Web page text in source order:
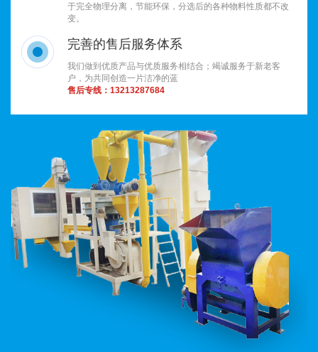
于完全物理分离，节能环保，分选后的各种物料性质都不改
变。
完善的售后服务体系
我们做到优质产品与优质服务相结合；竭诚服务于新老客
户，为共同创造一片洁净的蓝
售后专线： 13213287684